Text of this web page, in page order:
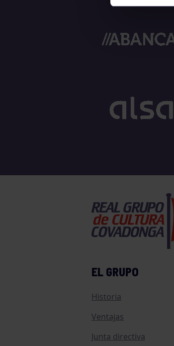
EL GRUPO
Historia
Ventajas
Junta directiva